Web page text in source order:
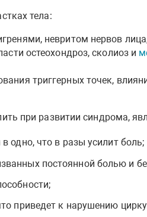
тела:
невритом нервов
остеохондроз, сколиоз и
триггерных точек,
при развитии синдрома,
одно, что в разы усилит боль;
постоянной болью и
приведет к нарушению